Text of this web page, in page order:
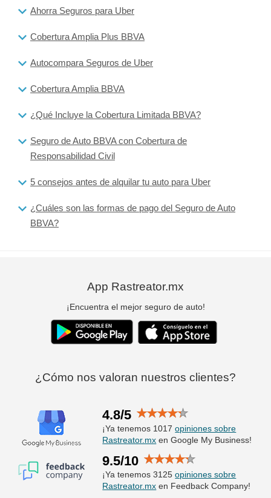
Ahorra Seguros para Uber
Cobertura Amplia Plus BBVA
Autocompara Seguros de Uber
Cobertura Amplia BBVA
¿Qué Incluye la Cobertura Limitada BBVA?
Seguro de Auto BBVA con Cobertura de
Responsabilidad Civil
5 consejos antes de alquilar tu auto para Uber
¿Cuáles son las formas de pago del Seguro de Auto
BBVA?
App Rastreator.mx
¡Encuentra el mejor seguro de auto!
¿Cómo nos valoran nuestros clientes?
4.8/5
¡Ya tenemos 1017opiniones sobre
Rastreator.mx en Google My Business!
9.5/10
¡Ya tenemos 3125opiniones sobre
Rastreator.mx en Feedback Company!